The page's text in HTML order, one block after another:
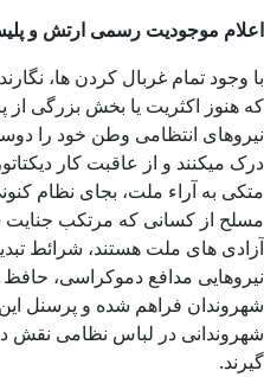
اعلام موجودیت رسمی ارتش و
با وجود تمام غربال کردن ها،
که هنوز اکثریت یا بخش بزرگی
نیروهای انتظامی وطن خود را
درک میکنند و از عاقبت کار
متکی به آراء ملت، بجای نظام
مسلح از کسانی که مرتکب جنایت
آزادی های ملت هستند، شرائط
نیروهایی مدافع دموکراسی،
شهروندان فراهم شده و پرسنل این
شهروندانی در لباس نظامی نقش
گیرند.